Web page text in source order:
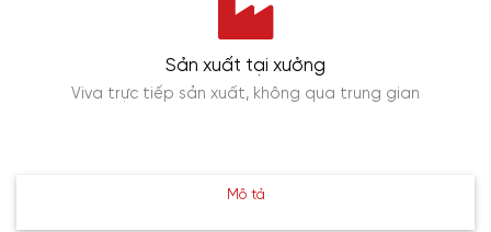
Sản xuất tại xưởng
Viva trực tiếp sản xuất, không qua trung gian
Mô tả